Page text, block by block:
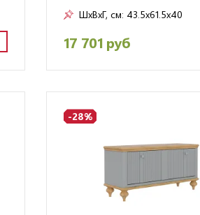
ШxВxГ, см: 43.5x61.5x40
17 701 руб
-28%